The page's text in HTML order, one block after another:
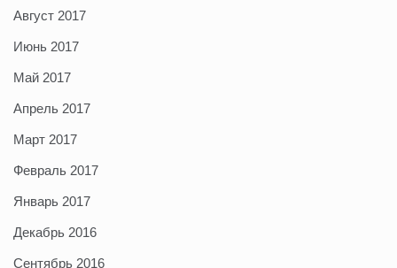
Август 2017
Июнь 2017
Май 2017
Апрель 2017
Март 2017
Февраль 2017
Январь 2017
Декабрь 2016
Сентябрь 2016